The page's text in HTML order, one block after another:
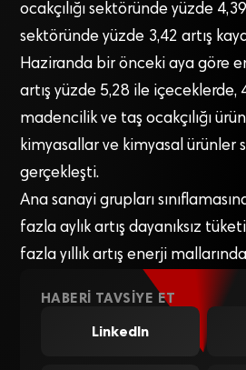
ocakçılığı sektöründe yüzde
sektöründe yüzde 3,42 artış
Haziranda bir önceki aya göre
artış yüzde 5,28 ile içeceklerde,
madencilik ve taş ocakçılığı
kimyasallar ve kimyasal ürünler
gerçekleşti.
Ana sanayi grupları
fazla aylık artış dayanıksız
fazla yıllık artış enerji
HABERI TAVSIYE ET
LinkedIn